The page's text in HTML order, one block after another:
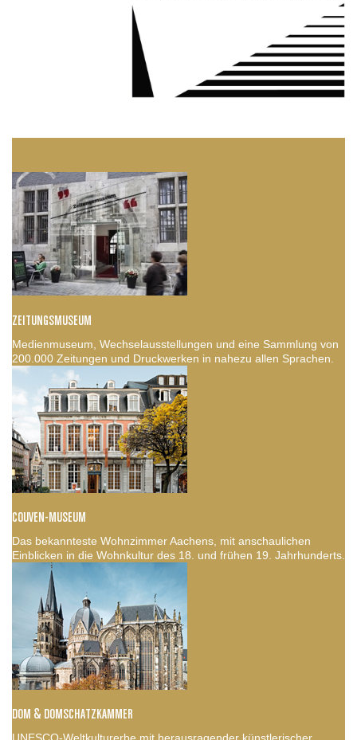
ZEITUNGSMUSEUM
Medienmuseum, Wechselausstellungen und eine Sammlung von
200.000 Zeitungen und Druckwerken in nahezu allen Sprachen.
COUVEN-MUSEUM
Das bekannteste Wohnzimmer Aachens, mit anschaulichen
Einblicken in die Wohnkultur des 18. und frühen 19. Jahrhunderts.
DOM & DOMSCHATZKAMMER
UNESCO-Weltkulturerbe mit herausragender künstlerischer